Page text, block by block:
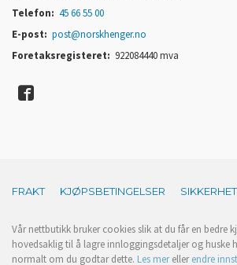
Telefon: 45 66 55 00
E-post: post@norskhenger.no
Foretaksregisteret: 922084440 mva
FRAKT KJØPSBETINGELSER
Vår nettbutikk bruker cookies slik at du får en bedre
hovedsaklig til å lagre innloggingsdetaljer og huske
normalt om du godtar dette. Les merellerendre